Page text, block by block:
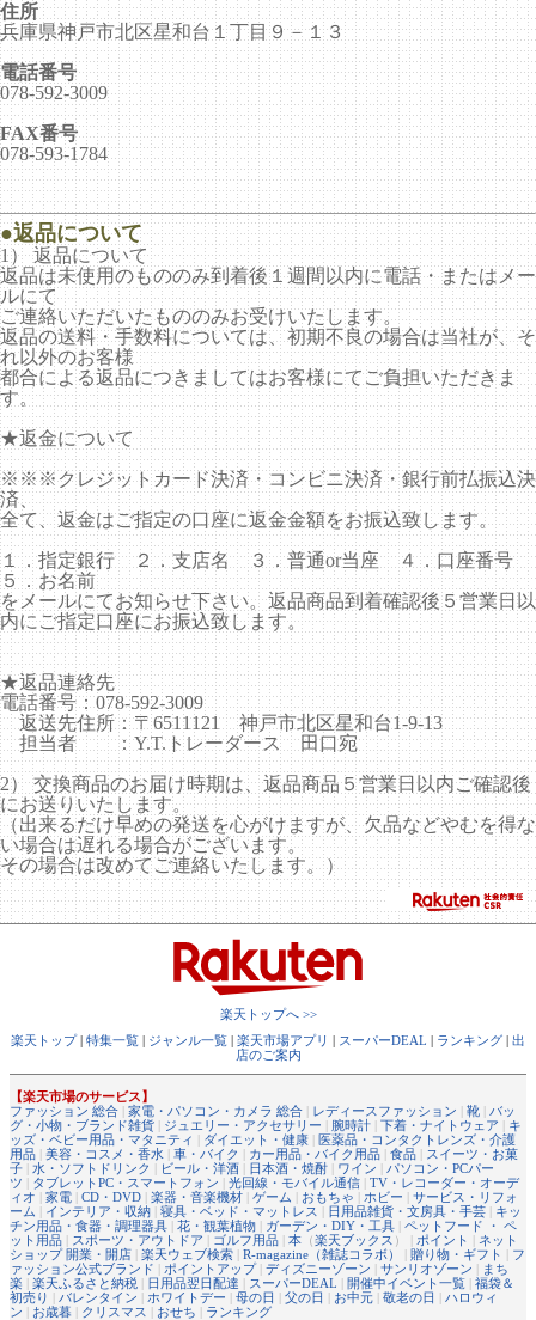
住所
兵庫県神戸市北区星和台１丁目９－１３
電話番号
078-592-3009
FAX番号
078-593-1784
●返品について
1） 返品について
返品は未使用のもののみ到着後１週間以内に電話・またはメー
ルにて
ご連絡いただいたもののみお受けいたします。
返品の送料・手数料については、初期不良の場合は当社が、そ
れ以外のお客様
都合による返品につきましてはお客様にてご負担いただきま
す。
★返金について
※※※クレジットカード決済・コンビニ決済・銀行前払振込決
済、
全て、返金はご指定の口座に返金金額をお振込致します。
１．指定銀行 ２．支店名 ３．普通or当座 ４．口座番号
５．お名前
をメールにてお知らせ下さい。返品商品到着確認後５営業日以
内にご指定口座にお振込致します。
★返品連絡先
電話番号：078-592-3009
返送先住所：〒6511121 神戸市北区星和台1-9-13
担当者 ：Y.T.トレーダース 田口宛
2） 交換商品のお届け時期は、返品商品５営業日以内ご確認後
にお送りいたします。
（出来るだけ早めの発送を心がけますが、欠品などやむを得な
い場合は遅れる場合がございます。
その場合は改めてご連絡いたします。）
楽天トップへ >>
楽天トップ| 特集一覧 | ジャンル一覧 | 楽天市場アプリ | スーパーDEAL | ランキング | 出
店のご案内
【楽天市場のサービス】
ファッション 総合 | 家電・パソコン・カメラ 総合 | レディースファッション | 靴 | バッ
グ・小物・ブランド雑貨 | ジュエリー・アクセサリー | 腕時計 | 下着・ナイトウェア | キ
ッズ・ベビー用品・マタニティ | ダイエット・健康 | 医薬品・コンタクトレンズ・介護
用品 | 美容・コスメ・香水 | 車・バイク | カー用品・バイク用品 | 食品 | スイーツ・お菓
子 | 水・ソフトドリンク | ビール・洋酒 | 日本酒・焼酎 | ワイン | パソコン・PCパー
ツ | タブレットPC・スマートフォン | 光回線・モバイル通信 | TV・レコーダー・オーデ
ィオ | 家電 | CD・DVD | 楽器・音楽機材 | ゲーム | おもちゃ | ホビー | サービス・リフォ
ーム | インテリア・収納 | 寝具・ベッド・マットレス | 日用品雑貨・文房具・手芸 | キッ
チン用品・食器・調理器具 | 花・観葉植物 | ガーデン・DIY・工具 | ペットフード ・ ペ
ット用品 | スポーツ・アウトドア | ゴルフ用品 | 本 （楽天ブックス ） | ポイント | ネット
ショップ 開業・開店 | 楽天ウェブ検索 | R-magazine（雑誌コラボ） | 贈り物・ギフト | フ
ァッション公式ブランド | ポイントアップ| ディズニーゾーン | サンリオゾーン | まち
楽 | 楽天ふるさと納税 | 日用品翌日配達 | スーパーDEAL | 開催中イベント一覧 | 福袋＆
初売り | バレンタイン | ホワイトデー | 母の日 | 父の日 | お中元 | 敬老の日 | ハロウィ
ン | お歳暮 | クリスマス | おせち | ランキング